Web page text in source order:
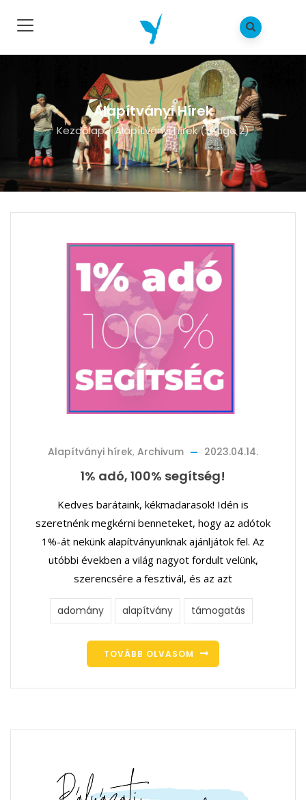
Alapítványi Hírek
Kezdõlap/Alapítványi hírek(: Page 2)
Alapítványi hírek, Archivum 2023.04.14.
1% adó, 100% segítség!
Kedves barátaink, kékmadarasok! Idén is
szeretnénk megkérni benneteket, hogy az adótok
1%-át nekünk alapítványunknak ajánljátok fel. Az
utóbbi években a világ nagyot fordult velünk,
szerencsére a fesztivál, és az azt
adomány alapítvány támogatás
TOVÁBB OLVASOM